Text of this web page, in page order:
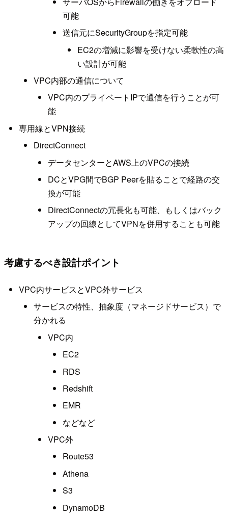
可能
送信元にSecurityGroupを指定可能
EC2の増減に影響を受けない柔軟性の高
い設計が可能
VPC内部の通信について
VPC内のプライベートIPで通信を行うことが可
能
専用線とVPN接続
DirectConnect
データセンターとAWS上のVPCの接続
DCとVPG間でBGP Peerを貼ることで経路の交
換が可能
DirectConnectの冗長化も可能、もしくはバック
アップの回線としてVPNを併用することも可能
考慮するべき設計ポイント
VPC内サービスとVPC外サービス
サービスの特性、抽象度（マネージドサービス）で
分かれる
VPC内
EC2
RDS
Redshift
EMR
などなど
VPC外
Route53
Athena
S3
DynamoDB